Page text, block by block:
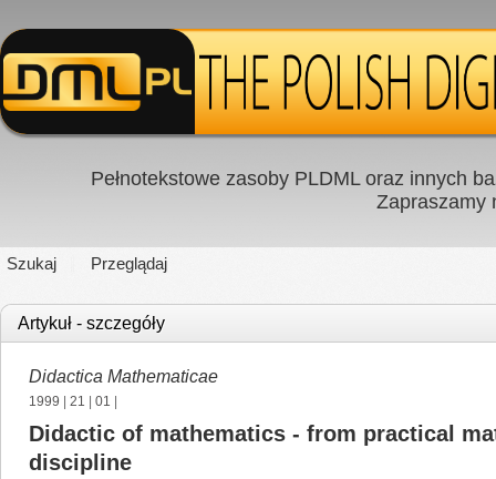
Pełnotekstowe zasoby PLDML oraz innych
Zapraszamy
Szukaj Przeglądaj
Artykuł - szczegóły
Didactica Mathematicae
1999 21 01
Didactic of mathematics - from practical
discipline